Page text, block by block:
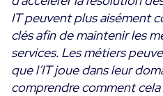
IT peuvent plus aisément
clés afin de maintenir les
services. Les métiers
que l’IT joue dans leur
comprendre comment